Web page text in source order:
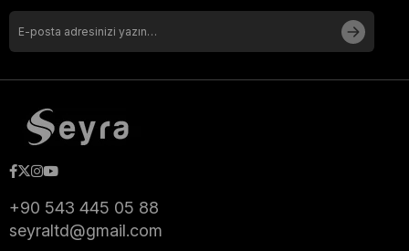
+90 543 445 05 88
seyraltd@gmail.com